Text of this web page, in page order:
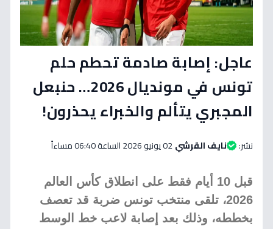
عاجل: إصابة صادمة تحطم حلم
تونس في مونديال 2026… حنبعل
المجبري يتألم والخبراء يحذرون!
نشر: نايف القرشي02 يونيو 2026 الساعة 06:40 مساءاً
قبل 10 أيام فقط على انطلاق كأس العالم
2026، تلقى منتخب تونس ضربة قد تعصف
بخططه، وذلك بعد إصابة لاعب خط الوسط